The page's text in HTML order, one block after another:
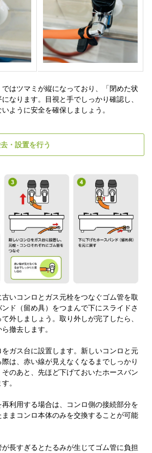
はツマミが縦になっており、「閉めた状
なります。目視と手でしっかり確認し、
ように安全を確保しましょう。
・設置を行う
いコンロとガス元栓をつなぐゴム管を取
ド（留め具）をつまんで下にスライドさ
外しましょう。取り外しが完了したら、
撤去します。
ガス台に設置します。新しいコンロと元
は、赤い線が見えなくなるまでしっかり
のあと、先ほど下げておいたホースバン
。
利用する場合は、コンロ側の接続部分を
まコンロ本体のみを交換することが可能
長すぎるとたるみが生じてゴム管に負担